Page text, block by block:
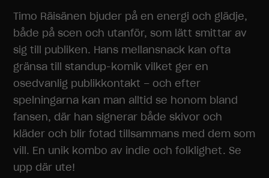
Timo Räisänen bjuder på en energi och glädje,
både på scen och utanför, som lätt smittar av
sig till publiken. Hans mellansnack kan ofta
gränsa till standup-komik vilket ger en
osedvanlig publikkontakt – och efter
spelningarna kan man alltid se honom bland
fansen, där han signerar både skivor och
kläder och blir fotad tillsammans med dem som
vill. En unik kombo av indie och folklighet. Se
upp där ute!